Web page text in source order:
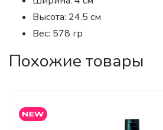
Высота: 24.5 см
Вес: 578 гр
Похожие товары